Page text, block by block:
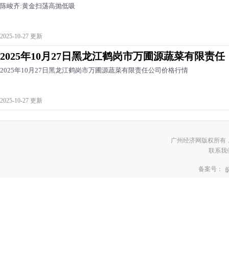
陈峻齐:黄金扫荡高抛低吸
2025-10-27 更新
2025年10月27日黑龙江鹤岗市万圃源蔬菜有限责任
2025年10月27日黑龙江鹤岗市万圃源蔬菜有限责任公司价格行情
2025-10-27 更新
广州经济网版权所有
联系我
备案号：